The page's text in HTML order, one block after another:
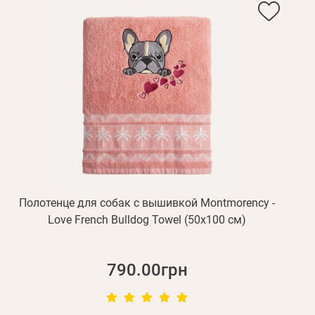
Полотенце для собак с вышивкой Montmorency -
Love French Bulldog Towel (50x100 см)
790.00грн
Зарегистрироваться